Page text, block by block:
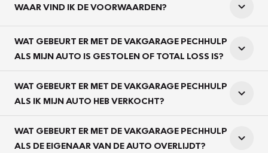
WAAR VIND IK DE VOORWAARDEN?
WAT GEBEURT ER MET DE VAKGARAGE PECHHULP
ALS MIJN AUTO IS GESTOLEN OF TOTAL LOSS IS?
WAT GEBEURT ER MET DE VAKGARAGE PECHHULP
ALS IK MIJN AUTO HEB VERKOCHT?
WAT GEBEURT ER MET DE VAKGARAGE PECHHULP
ALS DE EIGENAAR VAN DE AUTO OVERLIJDT?